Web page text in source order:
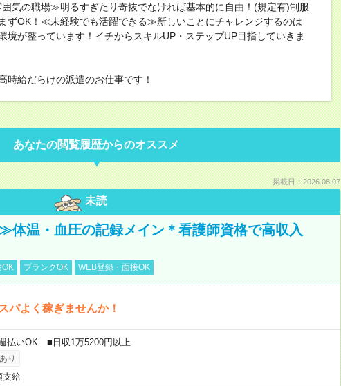
気の職場≫明るすぎたり奇抜でなければ基本的に自由！(規定有)制服
ずOK！≪未経験でも活躍できる≫新しいことにチャレンジするのは
境が整っています！イチからスキルUP・ステップUP目指していきま
給だらけの派遣のお仕事です！
あなたの閲覧履歴からのオススメ
掲載日：2026.08.07
未読
温・血圧の記録メイン＊看護師資格で高収入
ブランクOK WEB登録・面接OK
パよく稼ぎませんか！
払いOK ■日収1万5200円以上
り
支給